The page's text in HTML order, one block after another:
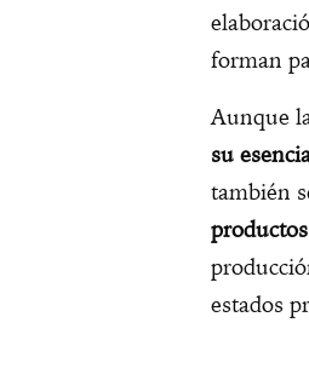
forman
Aunque
su
también
estados